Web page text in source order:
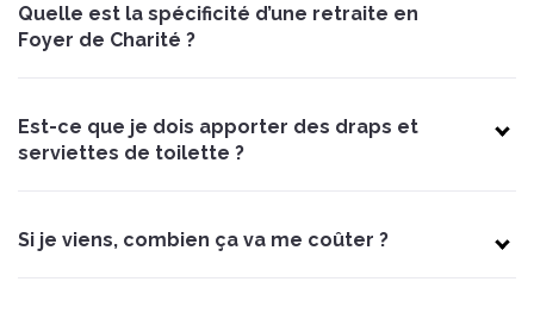
Quelle est la spécificité d’une retraite en
Foyer de Charité ?
Est-ce que je dois apporter des draps et
serviettes de toilette ?
Si je viens, combien ça va me coûter ?